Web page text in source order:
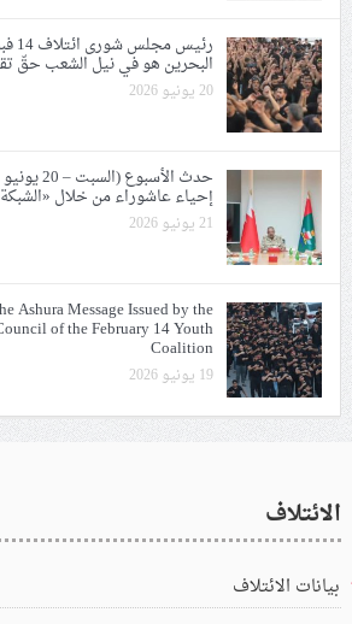
البحرين هو في نيل الشعب حقّ
20 يونيو 2026
إحياء عاشوراء من خلال
21 يونيو 2026
Ashura Message Issued by the
of the February 14 Youth
Coalition
19 يونيو 2026
الائتلاف
بيانات الائتلاف